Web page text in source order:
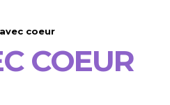
coeur
COEUR